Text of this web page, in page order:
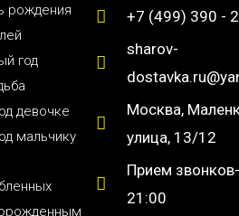
рождения
год
девочке
мальчику
+7 (499) 390 -
sharov-
Москва,
улица, 13/12
Прием
21:00